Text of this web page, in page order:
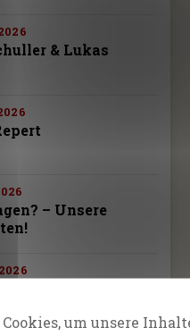
& Lukas
– Unsere
um unsere